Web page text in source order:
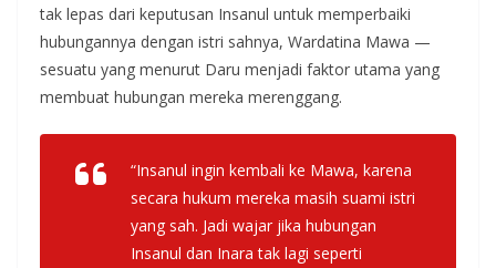
tak lepas dari keputusan Insanul untuk memperbaiki
hubungannya dengan istri sahnya, Wardatina Mawa —
sesuatu yang menurut Daru menjadi faktor utama yang
membuat hubungan mereka merenggang.
“Insanul ingin kembali ke Mawa, karena
secara hukum mereka masih suami istri
yang sah. Jadi wajar jika hubungan
Insanul dan Inara tak lagi seperti